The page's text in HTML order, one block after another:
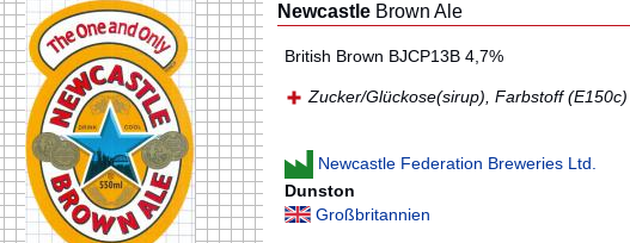
Newcastle Brown Ale
British Brown BJCP13B 4,7%
Zucker/Glückose(sirup), Farbstoff (E150c)
Newcastle Federation Breweries Ltd.
Dunston
Großbritannien